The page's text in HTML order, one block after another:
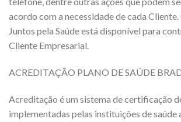
acordo com a necessidade de cada
Juntos pela Saúde está disponível para
Cliente Empresarial.
ACREDITAÇÃO PLANO DE SAÚDE
Acreditação é um sistema de certificação
implementadas pelas instituições de saúde